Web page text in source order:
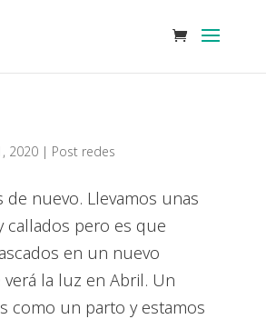
2020| Post redes
de nuevo. Llevamos unas
callados pero es que
en un nuevo
la luz en Abril. Un
como un parto y estamos